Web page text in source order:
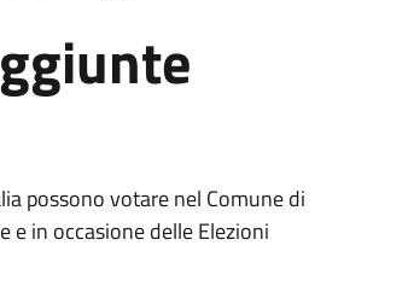
possono votare nel Comune di
e in occasione delle Elezioni